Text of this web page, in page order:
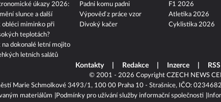
úkazy 2026:
slunce a další
obléci miminko při
teplotách?
na dokonalé letní mojito
letních salátů
Padni komu padni
Výpověď z práce vzor
Divoký kačer
F1 2026
Atletika 2026
Cyklistika 2026
Kontakty Redakce Inzerce RSS
© 2001 - 2026 Copyright CZECH NEWS
Marie Schmolkové 3493/1, 100 00 Praha 10 - Strašnice, IČO:
materiálům
Podmínky pro užívání služby informační společnosti